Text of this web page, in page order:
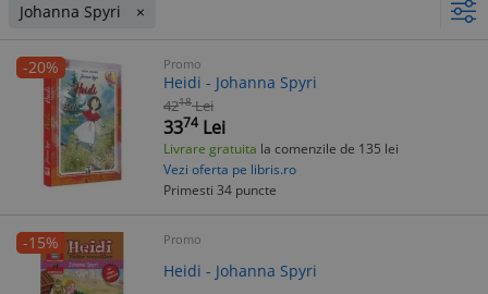
Johanna Spyri
-20% Promo
Heidi - Johanna Spyri
4218 Lei
3374 Lei
Livrare gratuita la comenzile de 135 lei
Vezi oferta pe libris.ro
Primesti 34 puncte
-15% Promo
Heidi - Johanna Spyri